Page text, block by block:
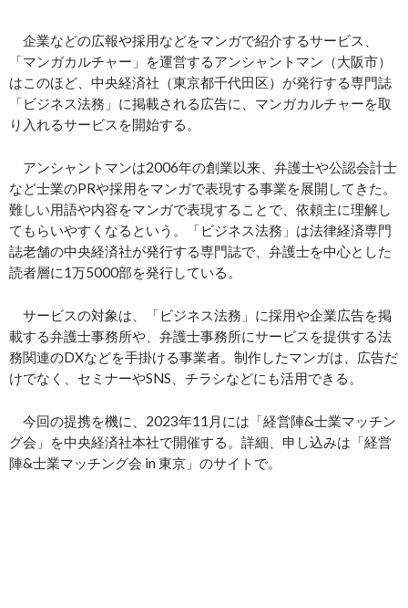
企業などの広報や採用などをマンガで紹介するサービス、
「マンガカルチャー」を運営するアンシャントマン（大阪市）
はこのほど、中央経済社（東京都千代田区）が発行する専門誌
「ビジネス法務」に掲載される広告に、マンガカルチャーを取
り入れるサービスを開始する。
アンシャントマンは2006年の創業以来、弁護士や公認会計士
など士業のPRや採用をマンガで表現する事業を展開してきた。
難しい用語や内容をマンガで表現することで、依頼主に理解し
てもらいやすくなるという。「ビジネス法務」は法律経済専門
誌老舗の中央経済社が発行する専門誌で、弁護士を中心とした
読者層に1万5000部を発行している。
サービスの対象は、「ビジネス法務」に採用や企業広告を掲
載する弁護士事務所や、弁護士事務所にサービスを提供する法
務関連のDXなどを手掛ける事業者。制作したマンガは、広告だ
けでなく、セミナーやSNS、チラシなどにも活用できる。
今回の提携を機に、2023年11月には「経営陣&士業マッチン
グ会」を中央経済社本社で開催する。詳細、申し込みは「経営
陣&士業マッチング会 in 東京」のサイトで。